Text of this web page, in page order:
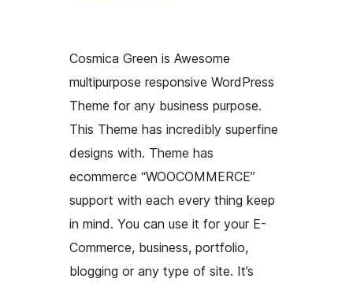
Cosmica Green is Awesome
multipurpose responsive WordPress
Theme for any business purpose.
This Theme has incredibly superfine
designs with. Theme has
ecommerce “WOOCOMMERCE”
support with each every thing keep
in mind. You can use it for your E-
Commerce, business, portfolio,
blogging or any type of site. It’s